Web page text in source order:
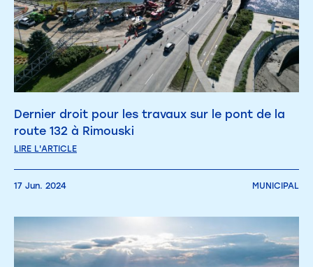
Dernier droit pour les travaux sur le pont de la
route 132 à Rimouski
LIRE L'ARTICLE
17 Jun. 2024 MUNICIPAL